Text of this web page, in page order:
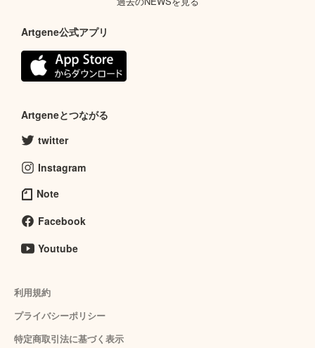
Artgene公式アプリ
Artgeneとつながる
twitter
Instagram
Note
Facebook
Youtube
利用規約
プライバシーポリシー
特定商取引法に基づく表示